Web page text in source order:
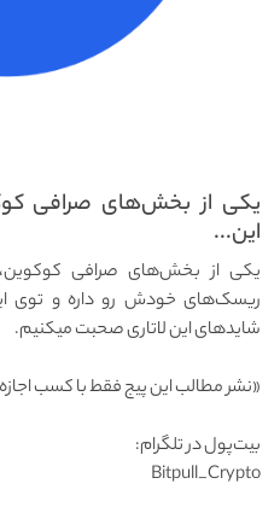
یکی از بخش‌های صرافی
این...
یکی از بخش‌های صرافی
ریسک‌های خودش رو داره و توی
شاید‌های این لاتاری صحبت میکنیم.
«نشر مطالب این پیج فقط با کسب اجازه
‌بیت‌پول در تلگرام:
‌Bitpull_Crypto